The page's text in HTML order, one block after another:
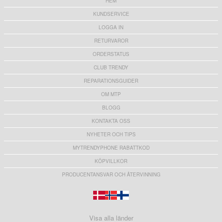
KUNDSERVICE
LOGGA IN
RETURVAROR
ORDERSTATUS
CLUB TRENDY
REPARATIONSGUIDER
OM MTP
BLOGG
KONTAKTA OSS
NYHETER OCH TIPS
MYTRENDYPHONE RABATTKOD
KÖPVILLKOR
PRODUCENTANSVAR OCH ÅTERVINNING
Visa alla länder